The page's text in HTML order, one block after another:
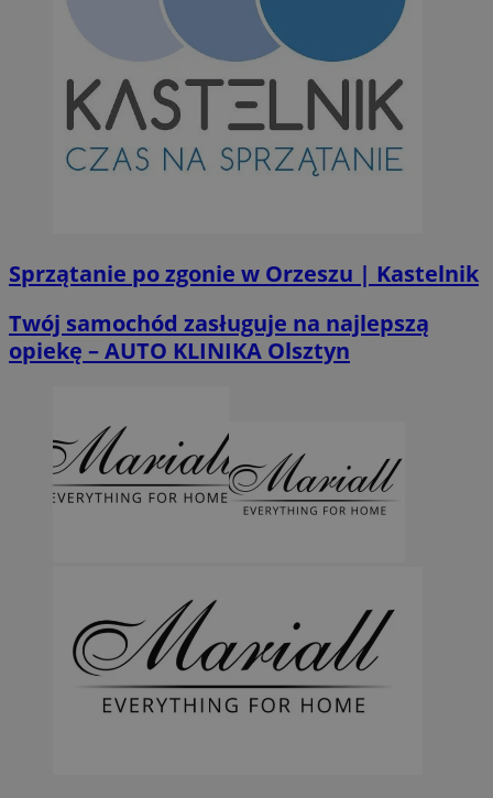
Sprzątanie po zgonie w Orzeszu | Kastelnik
Twój samochód zasługuje na najlepszą
opiekę – AUTO KLINIKA Olsztyn